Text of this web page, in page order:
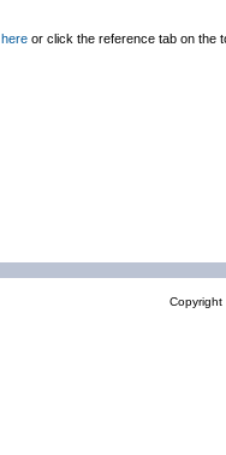
here or click the reference tab on the